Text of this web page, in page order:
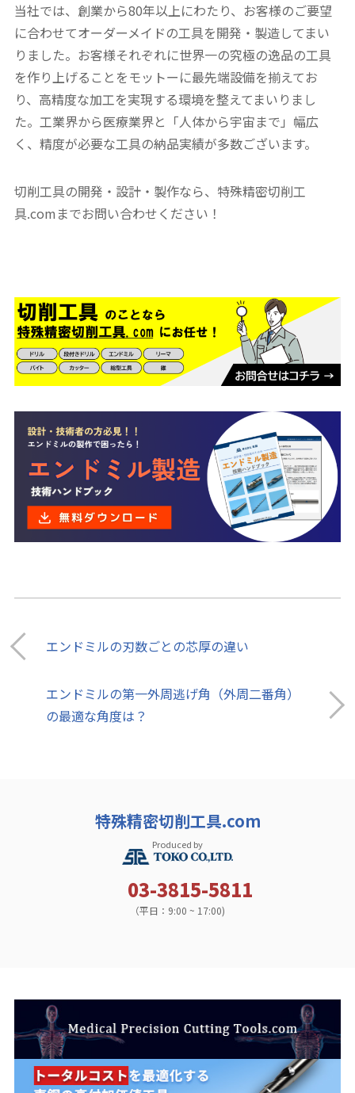
当社では、創業から80年以上にわたり、お客様のご要望
に合わせてオーダーメイドの工具を開発・製造してまい
りました。お客様それぞれに世界一の究極の逸品の工具
を作り上げることをモットーに最先端設備を揃えてお
り、高精度な加工を実現する環境を整えてまいりまし
た。工業界から医療業界と「人体から宇宙まで」幅広
く、精度が必要な工具の納品実績が多数ございます。
切削工具の開発・設計・製作なら、特殊精密切削工
具.comまでお問い合わせください！
エンドミルの刃数ごとの芯厚の違い
エンドミルの第一外周逃げ角（外周二番角）
の最適な角度は？
特殊精密切削工具.com
Produced by
03-3815-5811
（平日：9:00 ~ 17:00)